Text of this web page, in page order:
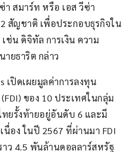
สมาร์ท หรือ เอส วีซ่า
สัญชาติ เพื่อประกอบธุรกิจใน
ช่น ดิจิทัล การเงิน ความ
ายธาริต กล่าว
เปิดเผยมูลค่าการลงทุน
ของ 10 ประเทศในกลุ่ม
ยรั้งท้ายอยู่อันดับ 6 และมี
นื่อง ในปี 2567 ที่ผ่านมา FDI
ว 4.5 พันล้านดอลลาร์สหรัฐ